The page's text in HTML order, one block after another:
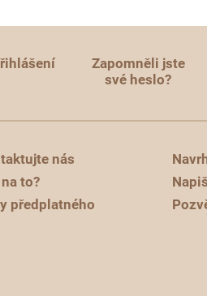
Zapomněli jste
své heslo?
nás
to?
předplatného